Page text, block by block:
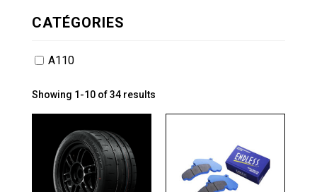
CATÉGORIES
A110
Showing 1-10 of 34 results